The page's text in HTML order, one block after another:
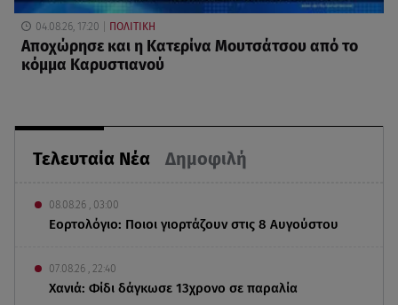
Τελευταία Νέα Δημοφιλή
08.08.26 , 03:00
Εορτολόγιο: Ποιοι γιορτάζουν στις 8 Αυγούστου
07.08.26 , 22:40
Χανιά: Φίδι δάγκωσε 13χρονο σε παραλία
04.08.26, 17:20 ΠΟΛΙΤΙΚΗ
Αποχώρησε και η Κατερίνα Μουτσάτσου από το
κόμμα Καρυστιανού